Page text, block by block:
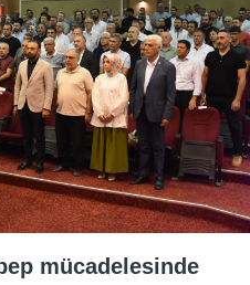
mücadelesinde